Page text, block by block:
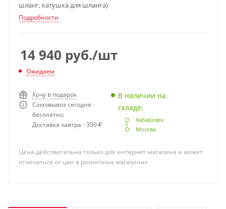
шланг, катушка для шланга)
Подробности
14 940 руб./шт
Ожидаем
Хочу в подарок
Самовывоз сегодня -
бесплатно
Доставка завтра - 390 ₽
В наличии на
складе:
Хабаровск
Москва
Цена действительна только для интернет-магазина и может
отличаться от цен в розничных магазинах